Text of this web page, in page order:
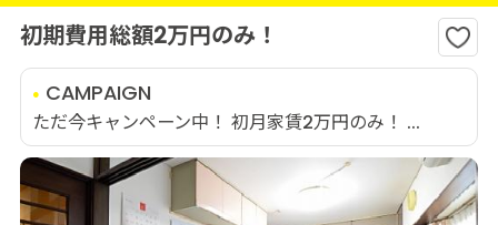
初期費用総額2万円のみ！
CAMPAIGN
ただ今キャンペーン中！ 初月家賃2万円のみ！ ...